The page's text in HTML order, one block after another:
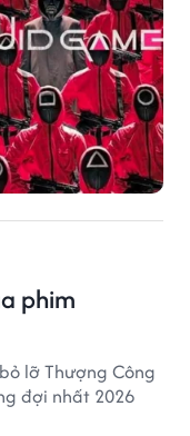
phim
lỡ Thượng Công
đợi nhất 2026